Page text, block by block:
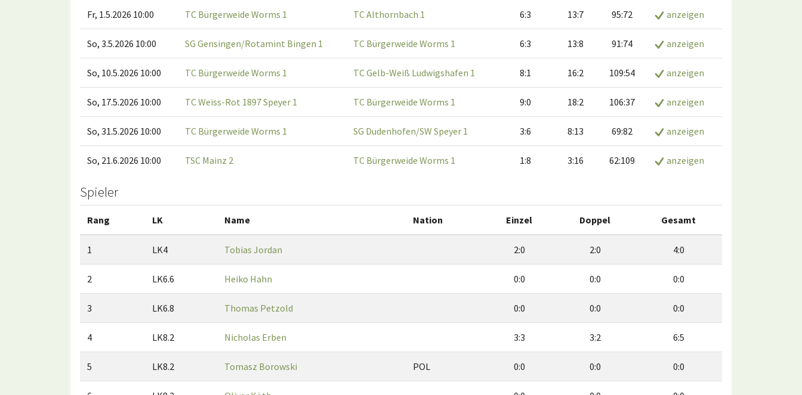
Fr, 1.5.2026 10:00 TC Bürgerweide Worms 1 TC Althornbach 1 6:3 13:7 95:72 anzeigen
So, 3.5.2026 10:00 SG Gensingen/Rotamint Bingen 1 TC Bürgerweide Worms 1 6:3 13:8 91:74 anzeigen
So, 10.5.2026 10:00 TC Bürgerweide Worms 1 TC Gelb-Weiß Ludwigshafen 1 8:1 16:2 109:54 anzeigen
So, 17.5.2026 10:00 TC Weiss-Rot 1897 Speyer 1 TC Bürgerweide Worms 1 9:0 18:2 106:37 anzeigen
So, 31.5.2026 10:00 TC Bürgerweide Worms 1 SG Dudenhofen/SW Speyer 1 3:6 8:13 69:82 anzeigen
So, 21.6.2026 10:00 TSC Mainz 2 TC Bürgerweide Worms 1 1:8 3:16 62:109 anzeigen
Spieler
Rang LK Name Nation Einzel Doppel Gesamt
1 LK4 Tobias Jordan 2:0 2:0 4:0
2 LK6.6 Heiko Hahn 0:0 0:0 0:0
3 LK6.8 Thomas Petzold 0:0 0:0 0:0
4 LK8.2 Nicholas Erben 3:3 3:2 6:5
5 LK8.2 Tomasz Borowski POL 0:0 0:0 0:0